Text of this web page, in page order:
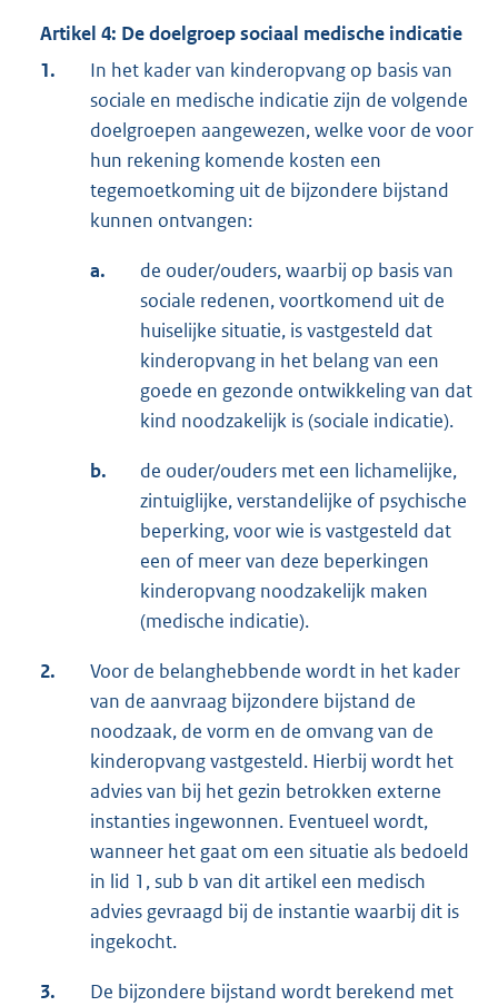
Artikel 4: De doelgroep sociaal medische indicatie
1.
In het kader van kinderopvang op basis van
sociale en medische indicatie zijn de volgende
doelgroepen aangewezen, welke voor de voor
hun rekening komende kosten een
tegemoetkoming uit de bijzondere bijstand
kunnen ontvangen:
a.
de ouder/ouders, waarbij op basis van
sociale redenen, voortkomend uit de
huiselijke situatie, is vastgesteld dat
kinderopvang in het belang van een
goede en gezonde ontwikkeling van dat
kind noodzakelijk is (sociale indicatie).
b.
de ouder/ouders met een lichamelijke,
zintuiglijke, verstandelijke of psychische
beperking, voor wie is vastgesteld dat
een of meer van deze beperkingen
kinderopvang noodzakelijk maken
(medische indicatie).
2.
Voor de belanghebbende wordt in het kader
van de aanvraag bijzondere bijstand de
noodzaak, de vorm en de omvang van de
kinderopvang vastgesteld. Hierbij wordt het
advies van bij het gezin betrokken externe
instanties ingewonnen. Eventueel wordt,
wanneer het gaat om een situatie als bedoeld
in lid 1, sub b van dit artikel een medisch
advies gevraagd bij de instantie waarbij dit is
ingekocht.
3.
De bijzondere bijstand wordt berekend met